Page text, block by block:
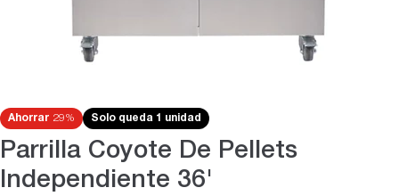
Ahorrar 29% Solo queda 1 unidad
Parrilla Coyote De Pellets
Independiente 36'